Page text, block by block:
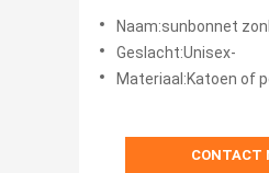
Naam:sunbonnet
Geslacht:Unisex-
Materiaal:Katoen of
CONTACT